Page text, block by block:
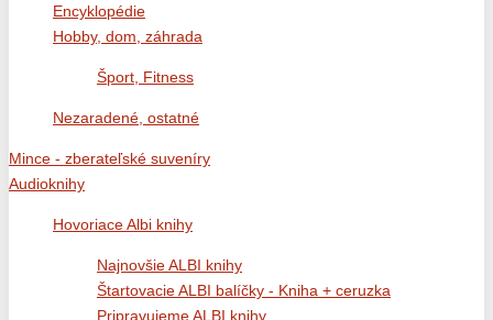
Encyklopédie
Hobby, dom, záhrada
Šport, Fitness
Nezaradené, ostatné
Mince - zberateľské suveníry
Audioknihy
Hovoriace Albi knihy
Najnovšie ALBI knihy
Štartovacie ALBI balíčky - Kniha + ceruzka
Pripravujeme ALBI knihy